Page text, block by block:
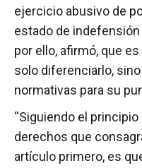
ejercicio abusivo de
estado de indefensión
por ello, afirmó, que
solo diferenciarlo,
normativas para su
“Siguiendo el
derechos que
artículo primero, es